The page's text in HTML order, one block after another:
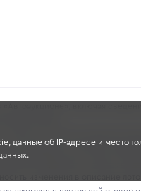
включая
целях.
точность и полноту указанных
проверять состояние
офертой в смысле,
изменения в описание
данные об IP-адресе и